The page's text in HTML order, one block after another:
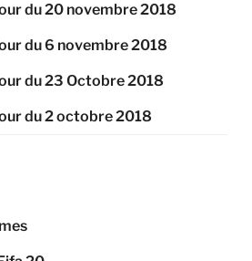
du 20 novembre 2018
du 6 novembre 2018
du 23 Octobre 2018
du 2 octobre 2018